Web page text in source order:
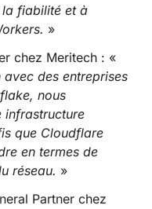
fiabilité et à
»
chez Meritech : «
des entreprises
nous
infrastructure
que Cloudflare
en termes de
réseau. »
Partner chez